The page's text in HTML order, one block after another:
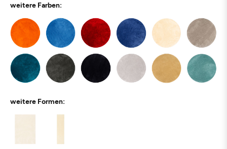
weitere Farben:
weitere Formen: